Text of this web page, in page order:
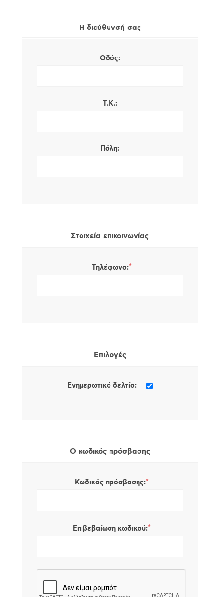
Η διεύθυνσή σας
Οδός:
Τ.Κ.:
Πόλη:
Στοιχεία επικοινωνίας
Τηλέφωνο:*
Επιλογές
Ενημερωτικό δελτίο:
Ο κωδικός πρόσβασης
Κωδικός πρόσβασης:*
Επιβεβαίωση κωδικού:*